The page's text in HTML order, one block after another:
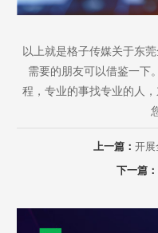
以上就是格子传媒关于东
需要的朋友可以借鉴一下
程，专业的事找专业的人
上一篇： 开展
下一篇：